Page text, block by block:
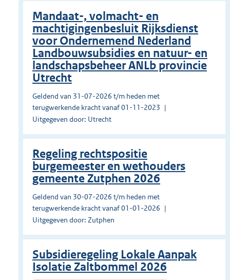
Mandaat-, volmacht- en
machtigingenbesluit Rijksdienst
voor Ondernemend Nederland
Landbouwsubsidies en natuur- en
landschapsbeheer ANLb provincie
Utrecht
Geldend van 31-07-2026 t/m heden met
terugwerkende kracht vanaf 01-11-2023
Uitgegeven door: Utrecht
Regeling rechtspositie
burgemeester en wethouders
gemeente Zutphen 2026
Geldend van 30-07-2026 t/m heden met
terugwerkende kracht vanaf 01-01-2026
Uitgegeven door: Zutphen
Subsidieregeling Lokale Aanpak
Isolatie Zaltbommel 2026